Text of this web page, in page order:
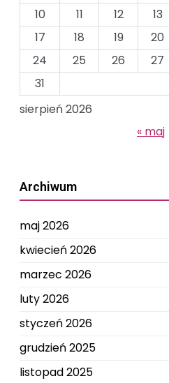
sierpień 2026
10
11 12 13
17
18 19 20
24
25 26 27
31
« maj
Archiwum
maj 2026
kwiecień 2026
marzec 2026
luty 2026
styczeń 2026
grudzień 2025
listopad 2025